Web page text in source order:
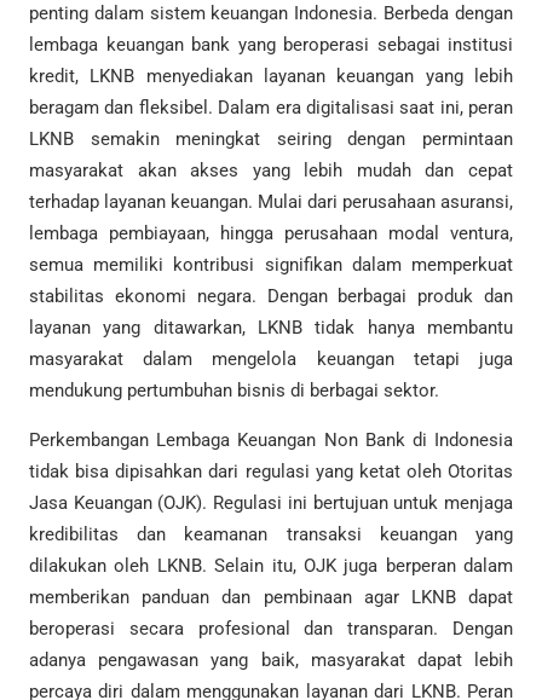
penting dalam sistem keuangan Indonesia. Berbeda dengan
lembaga keuangan bank yang beroperasi sebagai institusi
kredit, LKNB menyediakan layanan keuangan yang lebih
beragam dan fleksibel. Dalam era digitalisasi saat ini, peran
LKNB semakin meningkat seiring dengan permintaan
masyarakat akan akses yang lebih mudah dan cepat
terhadap layanan keuangan. Mulai dari perusahaan asuransi,
lembaga pembiayaan, hingga perusahaan modal ventura,
semua memiliki kontribusi signifikan dalam memperkuat
stabilitas ekonomi negara. Dengan berbagai produk dan
layanan yang ditawarkan, LKNB tidak hanya membantu
masyarakat dalam mengelola keuangan tetapi juga
mendukung pertumbuhan bisnis di berbagai sektor.
Perkembangan Lembaga Keuangan Non Bank di Indonesia
tidak bisa dipisahkan dari regulasi yang ketat oleh Otoritas
Jasa Keuangan (OJK). Regulasi ini bertujuan untuk menjaga
kredibilitas dan keamanan transaksi keuangan yang
dilakukan oleh LKNB. Selain itu, OJK juga berperan dalam
memberikan panduan dan pembinaan agar LKNB dapat
beroperasi secara profesional dan transparan. Dengan
adanya pengawasan yang baik, masyarakat dapat lebih
percaya diri dalam menggunakan layanan dari LKNB. Peran